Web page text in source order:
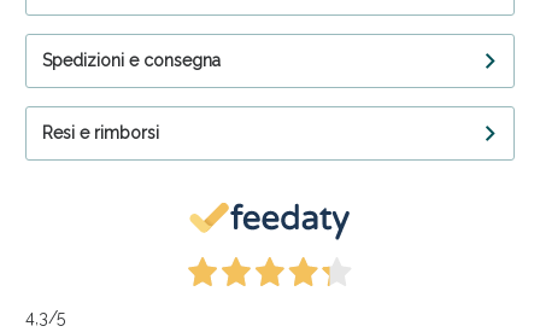
Spedizioni e consegna
Resi e rimborsi
4,3/5